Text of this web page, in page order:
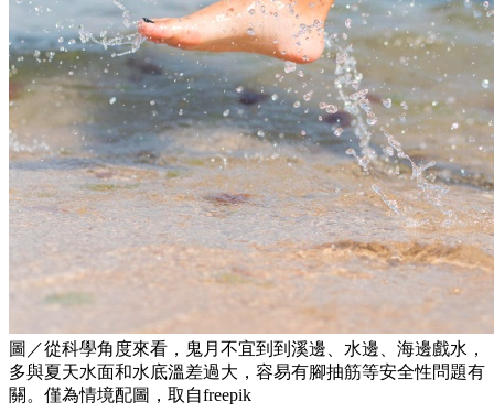
圖／從科學角度來看，鬼月不宜到到溪邊、水邊、海邊戲水，
多與夏天水面和水底溫差過大，容易有腳抽筋等安全性問題有
關。僅為情境配圖，取自freepik